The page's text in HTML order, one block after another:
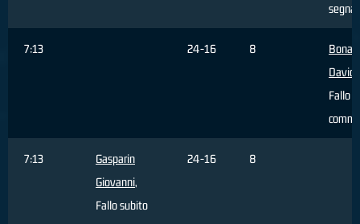
7:13 24-16 8
Davide
Fallo
7:13
Gasparin
Giovanni,
Fallo subito
24-16 8